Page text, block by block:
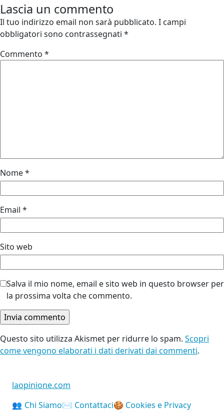
Lascia un commento
Il tuo indirizzo email non sarà pubblicato. I campi
obbligatori sono contrassegnati *
Commento *
Nome*
Email *
Sito web
Salva il mio nome, email e sito web in questo browser per
la prossima volta che commento.
Questo sito utilizza Akismet per ridurre lo spam. Scopri
come vengono elaborati i dati derivati dai commenti.
laopinione.com
Chi Siamo
Contattaci
Cookies e Privacy